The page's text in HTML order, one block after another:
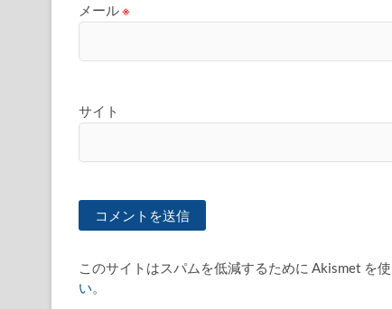
メール※
サイト
このサイトはスパムを低減するために Akismet を使
い。